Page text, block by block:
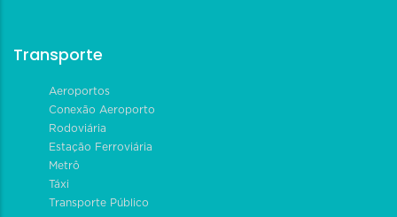
Transporte
Aeroportos
Conexão Aeroporto
Rodoviária
Estação Ferroviária
Metrô
Táxi
Transporte Público